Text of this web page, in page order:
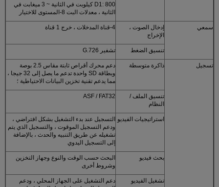
D1: 800 كيلوبت في الثانية ~ 3 ميغابت في
الثانية ، معدلات البت 8-المستوى للاختيار
سمعي
إدخال الصوت ،
الإخراج
4-قناة المدخلات ، خرج 1 قناة
تنسيق الضغط تشفير G.726
تسجيل ذاكرة متوسطة
دعم محرك أقراص ثابتة مقاس 2.5 بوصة
وبطاقة SD واحدة تدعم ما يصل إلى 32 جيجا ،
مما يدعم تقنية تخزين البيانات الاحتياطية ؛
تنسيق الملف /
النظام
ASF / FAT32
استراتيجيات الفيديو التسجيل عند بدء التشغيل بشكل افتراضي ،
ودعم التسجيل الموقوت ، والتسجيل الذي يتم
تشغيله عن طريق التنبيه والحدث ، بالإضافة
إلى التسجيل اليدوي
بحث فيديو
البحث حسب الوقت والنوع وجهاز التخزين
وشروط أخرى
تشغيل الفيديو
دعم التشغيل على الجهاز المحلي ، ودعم